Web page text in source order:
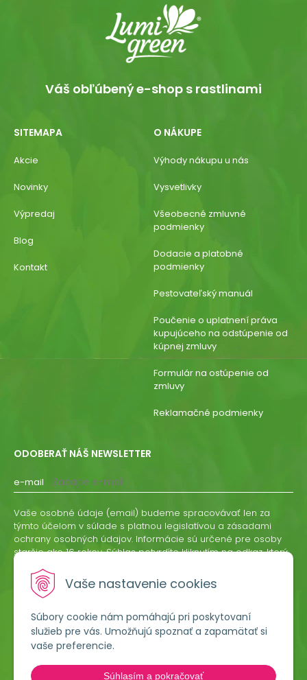
Vaše nastavenie cookies
Súbory cookie nám pomáhajú pri poskytovaní
služieb pre vás. Umožňujú spoznať a zapamätať si
vaše preferencie.
Súhlasím a pokračovať
Lumigreen, s.r.o.
Váš obľúbený e-shop s rastlinami
SITEMAPA
Akcie
Novinky
Výpredaj
Blog
Kontakt
O NÁKUPE
Výhody nákupu u nás
Vysvetlivky
Všeobecné zmluvné
podmienky
Dodacie a platobné
podmienky
Pestovateľský manuál
Poučenie o uplatnení práva
kupujúceho na odstúpenie od
kúpnej zmluvy
Formulár na ostúpenie od
zmluvy
Reklamačné podmienky
ODOBERAŤ NÁŠ NEWSLETTER
e-mail
ODOBERAŤ
Vaše osobné údaje (email) budeme spracovávať len za
týmto účelom v súlade s platnou legislatívou a zásadami
ochrany osobných údajov. Informácie sú určené pre osoby
staršie ako 16 rokov. Súhlas potvrdíte kliknutím na odkaz, ktorý
odvolať písomne, emailom alebo kliknutím na odkaz z
ktoréhokoľvek informačného emailu.